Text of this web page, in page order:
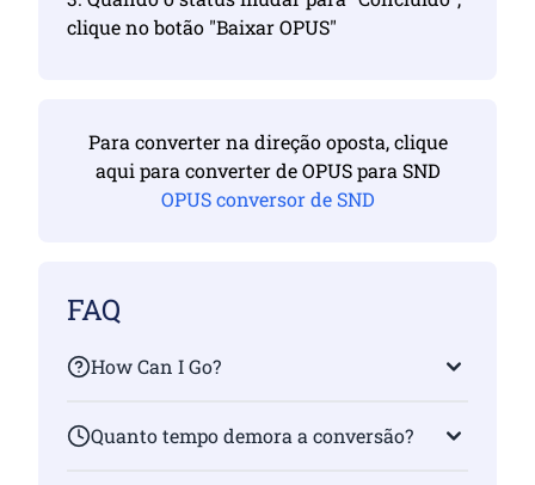
clique no botão "Baixar OPUS"
Para converter na direção oposta, clique
aqui para converter de OPUS para SND
OPUS conversor de SND
FAQ
How Can I Go?
Quanto tempo demora a conversão?